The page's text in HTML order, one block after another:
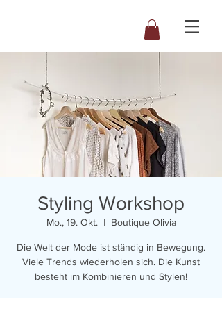
Styling Workshop
Mo., 19. Okt.
  |
Boutique Olivia
Die Welt der Mode ist ständig in Bewegung.
Viele Trends wiederholen sich. Die Kunst